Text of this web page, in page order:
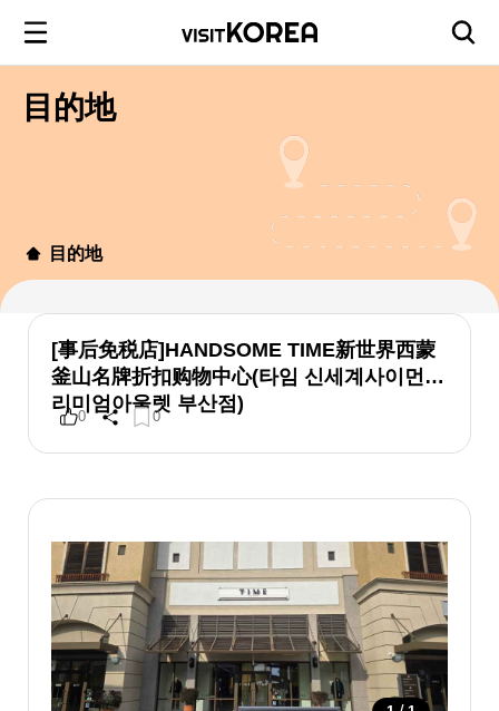
目的地
目的地
[事后免税店]HANDSOME TIME新世界西蒙
釜山名牌折扣购物中心(타임 신세계사이먼프
리미엄아울렛 부산점)
0 0